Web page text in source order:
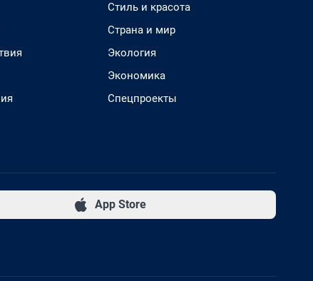
Стиль и красота
Страна и мир
Экология
Экономика
Спецпроекты
App Store